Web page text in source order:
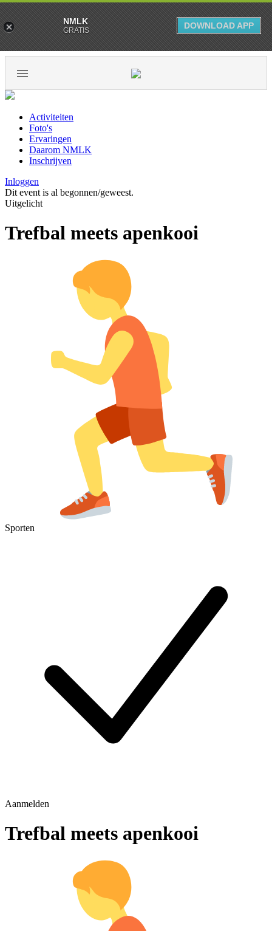
Activiteiten
Foto's
Ervaringen
Daarom NMLK
Inschrijven
Inloggen
Dit event is al begonnen/geweest.
Uitgelicht
Trefbal meets apenkooi
Sporten
Aanmelden
Trefbal meets apenkooi
NMLK
GRATIS DOWNLOAD APP